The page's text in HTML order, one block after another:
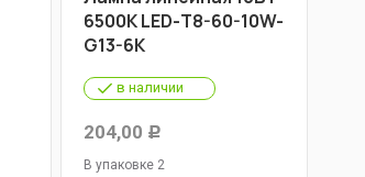
6500К LED-Т8-60-10W-
G13-6K
в наличии
204,00 Р
В упаковке 2